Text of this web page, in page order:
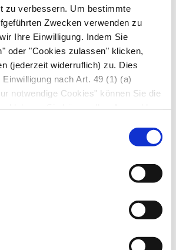
zu verbessern. Um bestimmte
Zwecken verwenden zu
Ihre Einwilligung. Indem Sie
oder "Cookies zulassen" klicken,
(jederzeit widerruflich) zu. Dies
nach Art. 49 (1) (a)
notwendige Cookies" können Sie die
ausgewogene Ernährung mit
Hülsenfrüchten und
deckt den Ballaststoffbedarf –
pro Tag - ebenfalls ab
noch andere wichtige
.
als Ballaststoff hat die
angekommen dient sie
die „guten“ Bifidobakterien
Bakterien wie zum Beispiel